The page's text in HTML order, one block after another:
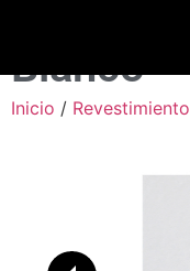
Blanco
Inicio / Revestimiento